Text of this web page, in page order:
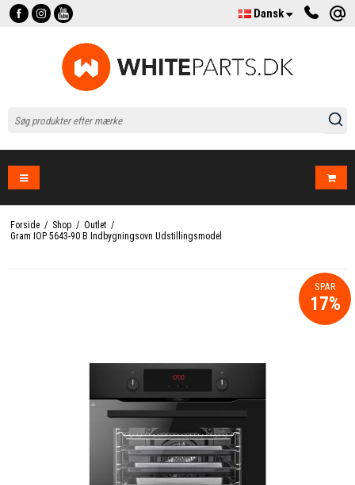
Dansk
Forside / Shop / Outlet /
Gram IOP 5643-90 B Indbygningsovn Udstillingsmodel
SPAR
17%